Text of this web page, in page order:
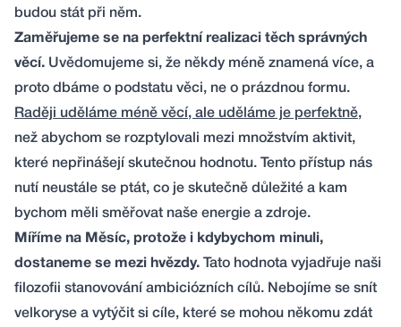
budou stát při něm.
Zaměřujeme se na perfektní realizaci těch správných
věcí. Uvědomujeme si, že někdy méně znamená více, a
proto dbáme o podstatu věci, ne o prázdnou formu.
Raději uděláme méně věcí, ale uděláme je perfektně,
než abychom se rozptylovali mezi množstvím aktivit,
které nepřinášejí skutečnou hodnotu. Tento přístup nás
nutí neustále se ptát, co je skutečně důležité a kam
bychom měli směřovat naše energie a zdroje.
Míříme na Měsíc, protože i kdybychom minuli,
dostaneme se mezi hvězdy. Tato hodnota vyjadřuje naši
filozofii stanovování ambiciózních cílů. Nebojíme se snít
velkoryse a vytýčit si cíle, které se mohou někomu zdát